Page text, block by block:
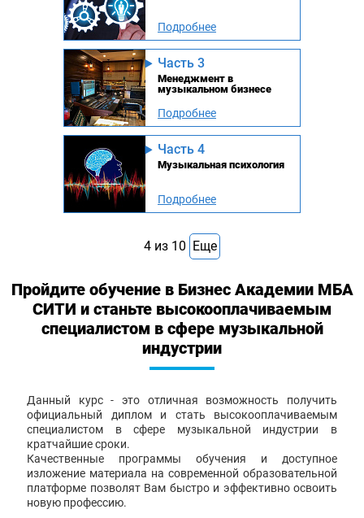
Подробнее
Часть 3
Менеджмент в
музыкальном бизнесе
Подробнее
Часть 4
Музыкальная психология
Подробнее
4 из 10 Еще
Пройдите обучение в Бизнес Академии МБА
СИТИ и станьте высокооплачиваемым
специалистом в сфере музыкальной
индустрии
Данный курс - это отличная возможность получить
официальный диплом и стать высокооплачиваемым
специалистом в сфере музыкальной индустрии в
кратчайшие сроки.
Качественные программы обучения и доступное
изложение материала на современной образовательной
платформе позволят Вам быстро и эффективно освоить
новую профессию.